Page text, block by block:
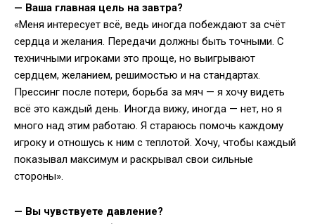
— Ваша главная цель на завтра?
«Меня интересует всё, ведь иногда побеждают за счёт
сердца и желания. Передачи должны быть точными. С
техничными игроками это проще, но выигрывают
сердцем, желанием, решимостью и на стандартах.
Прессинг после потери, борьба за мяч — я хочу видеть
всё это каждый день. Иногда вижу, иногда — нет, но я
много над этим работаю. Я стараюсь помочь каждому
игроку и отношусь к ним с теплотой. Хочу, чтобы каждый
показывал максимум и раскрывал свои сильные
стороны».
— Вы чувствуете давление?